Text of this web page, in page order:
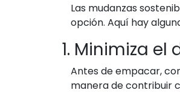
Las mudanzas
opción. Aquí hay
1. Minimiza el
Antes de empacar,
manera de contribuir